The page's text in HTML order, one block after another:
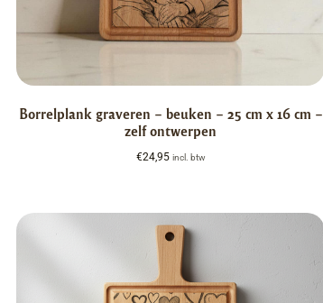
Borrelplank graveren – beuken – 25 cm x 16 cm –
zelf ontwerpen
€24,95 incl. btw